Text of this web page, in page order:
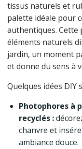
tissus naturels et
palette idéale pour
authentiques. Cette
éléments naturels
jardin, un moment
et donne du sens à
Quelques idées DIY
Photophores à
recyclés :
chanvre et
ambiance douce.